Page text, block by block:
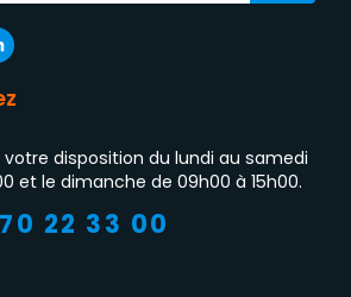
disposition du lundi au samedi
et le dimanche de 09h00 à 15h00.
70 22 33 00